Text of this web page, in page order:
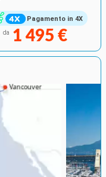
Pagamento in 4X
da 1 495 €